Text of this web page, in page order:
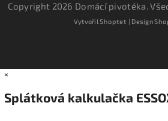
Copyright 2026 Domácí pivotéka.
VytvořilShoptet | Design
×
Splátková kalkulačka